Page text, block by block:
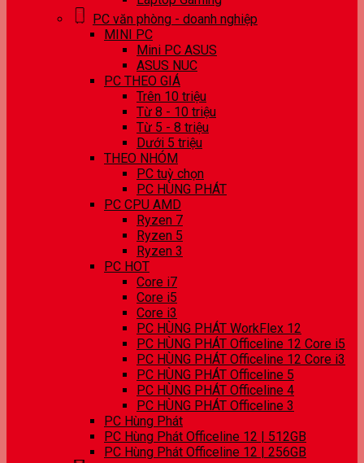
PC văn phòng - doanh nghiệp
MINI PC
Mini PC ASUS
ASUS NUC
PC THEO GIÁ
Trên 10 triệu
Từ 8 - 10 triệu
Từ 5 - 8 triệu
Dưới 5 triệu
THEO NHÓM
PC tuỳ chọn
PC HÙNG PHÁT
PC CPU AMD
Ryzen 7
Ryzen 5
Ryzen 3
PC HOT
Core i7
Core i5
Core i3
PC HÙNG PHÁT WorkFlex 12
PC HÙNG PHÁT Officeline 12 Core i5
PC HÙNG PHÁT Officeline 12 Core i3
PC HÙNG PHÁT Officeline 5
PC HÙNG PHÁT Officeline 4
PC HÙNG PHÁT Officeline 3
PC Hùng Phát
PC Hùng Phát Officeline 12 | 512GB
PC Hùng Phát Officeline 12 | 256GB